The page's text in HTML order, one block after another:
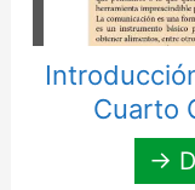
Cuarto
→